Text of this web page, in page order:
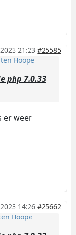
21:23 #25585
Hoope
php 7.0.33
er weer
14:26 #25662
Hoope